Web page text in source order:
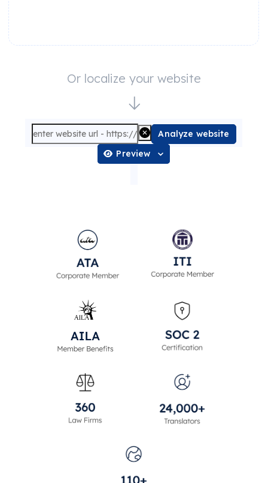
Or localize your website
Analyze website
Preview